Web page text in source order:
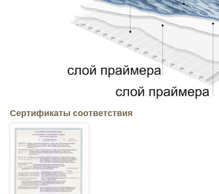
Сертификаты соответствия